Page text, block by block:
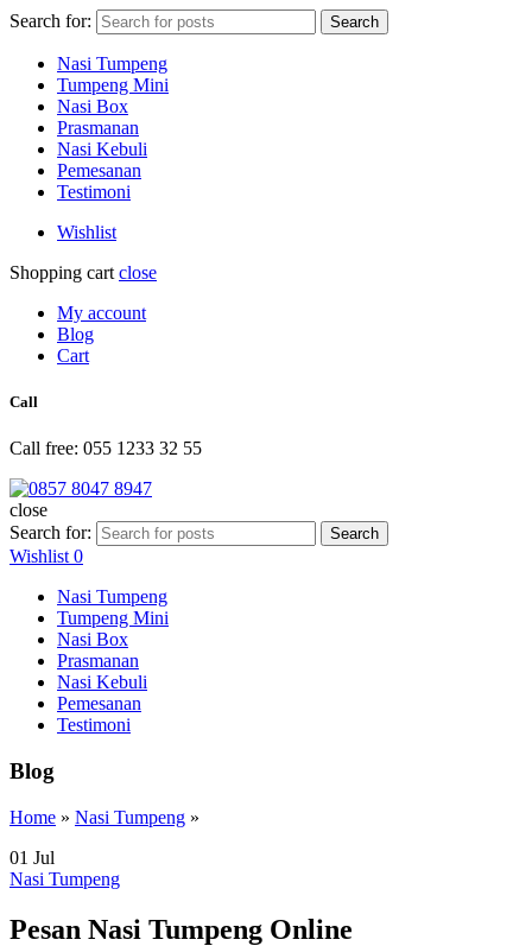
Search for: Search
Nasi Tumpeng
Tumpeng Mini
Nasi Box
Prasmanan
Nasi Kebuli
Pemesanan
Testimoni
Wishlist
Shopping cart close
My account
Blog
Cart
Call
Call free: 055 1233 32 55
close
Search for:
Search
Wishlist 0
Nasi Tumpeng
Tumpeng Mini
Nasi Box
Prasmanan
Nasi Kebuli
Pemesanan
Testimoni
Blog
Home » Nasi Tumpeng »
01 Jul
Nasi Tumpeng
Pesan Nasi Tumpeng Online